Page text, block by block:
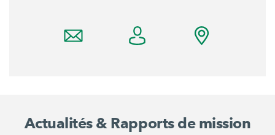
Actualités & Rapports de mission